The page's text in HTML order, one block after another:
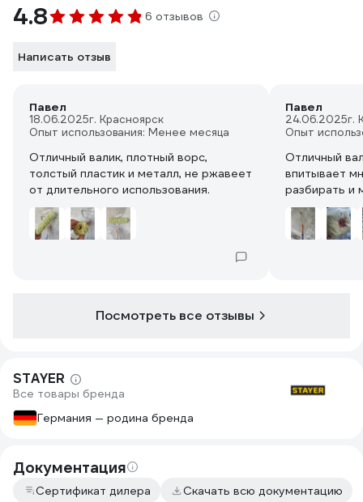
4.8 6 отзывов
Написать отзыв
Павел
18.06.2025г. Красноярск
Опыт использования: Менее месяца
Отличный валик, плотный ворс,
толстый пластик и металл, не ржавеет
от длительного использования.
Павел
24.06.2025г.
Опыт
Отличный
впитывает
разбирать и
Посмотреть все отзывы
STAYER
Все товары бренда
Германия — родина бренда
Документация
Сертификат дилера Скачать всю документацию